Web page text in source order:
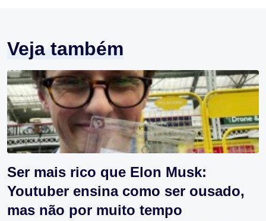
Veja também
Ser mais rico que Elon Musk:
Youtuber ensina como ser ousado,
mas não por muito tempo